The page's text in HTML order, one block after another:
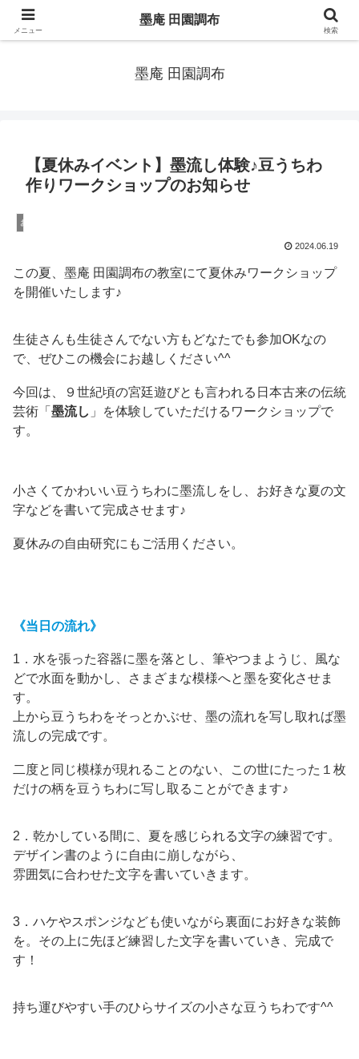
自由が丘駅隣 田園調布駅から徒歩1分の書道（習字）教室〜手ぶらで通え
墨庵 田園調布
【夏休みイベント】墨流し体験♪豆うちわ
作りワークショップのお知らせ
お知らせ
2024.06.19
この夏、墨庵 田園調布の教室にて夏休みワークショップ
を開催いたします♪
生徒さんも生徒さんでない方もどなたでも参加OKなの
で、ぜひこの機会にお越しください^^
今回は、９世紀頃の宮廷遊びとも言われる日本古来の伝統
芸術「 墨流し 」を体験していただけるワークショップで
す。
小さくてかわいい豆うちわに墨流しをし、お好きな夏の文
字などを書いて完成させます♪
夏休みの自由研究にもご活用ください。
《当日の流れ》
1．水を張った容器に墨を落とし、筆やつまようじ、風な
どで水面を動かし、さまざまな模様へと墨を変化させま
す。
上から豆うちわをそっとかぶせ、墨の流れを写し取れば墨
流しの完成です。
二度と同じ模様が現れることのない、この世にたった１枚
だけの柄を豆うちわに写し取ることができます♪
2．乾かしている間に、夏を感じられる文字の練習です。
デザイン書のように自由に崩しながら、
雰囲気に合わせた文字を書いていきます。
3．ハケやスポンジなども使いながら裏面にお好きな装飾
を。その上に先ほど練習した文字を書いていき、完成で
す！
持ち運びやすい手のひらサイズの小さな豆うちわです^^
メニュー
墨庵 田園調布
検索